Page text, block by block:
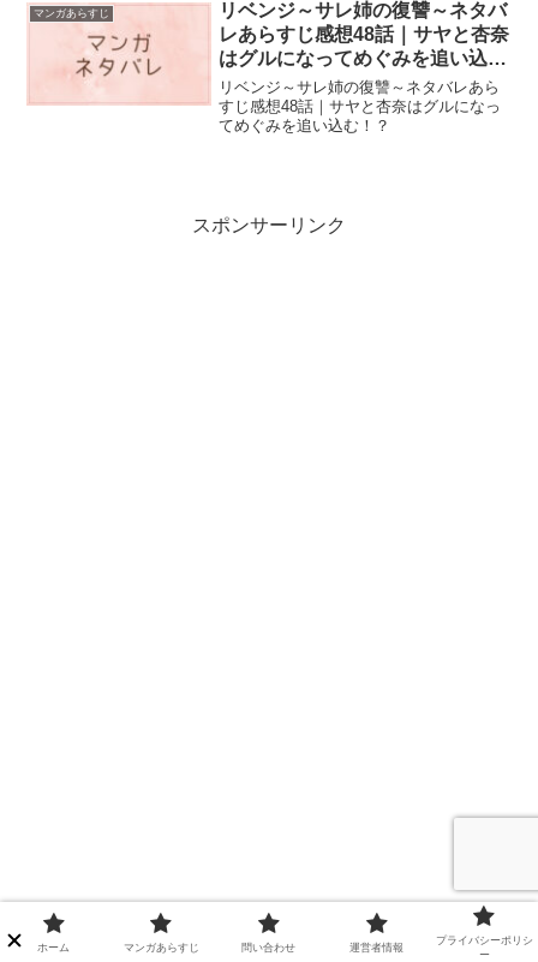
マンガあらすじ
リベンジ～サレ姉の復讐～ネタバ
レあらすじ感想48話｜サヤと杏奈
はグルになってめぐみを追い込
む！？
リベンジ～サレ姉の復讐～ネタバレあら
すじ感想48話｜サヤと杏奈はグルになっ
てめぐみを追い込む！？
スポンサーリンク
ホーム マンガあらすじ 問い合わせ 運営者情報
プライバシーポリシ
ー